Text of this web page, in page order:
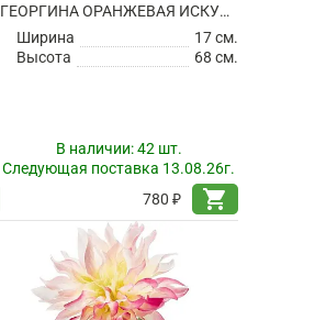
ГЕОРГИНА ОРАНЖЕВАЯ ИСКУССТВЕННАЯ
Ширина
17 см.
Высота
68 см.
В наличии:42 шт.
Следующая поставка 13.08.26г.
780 ₽
shopping_cart